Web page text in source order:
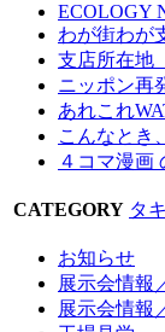
ECOLOGY
わが街わが
支店所在地
ニッポン再
あれこれ
こんなとき
４コマ漫画
CATEGORY タ
お知らせ
展示会情報
展示会情報